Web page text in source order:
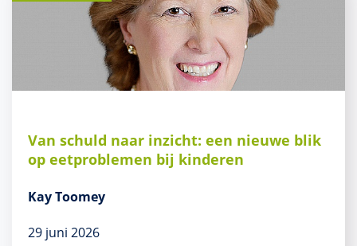
Van schuld naar inzicht: een nieuwe blik
op eetproblemen bij kinderen
Kay Toomey
29 juni 2026